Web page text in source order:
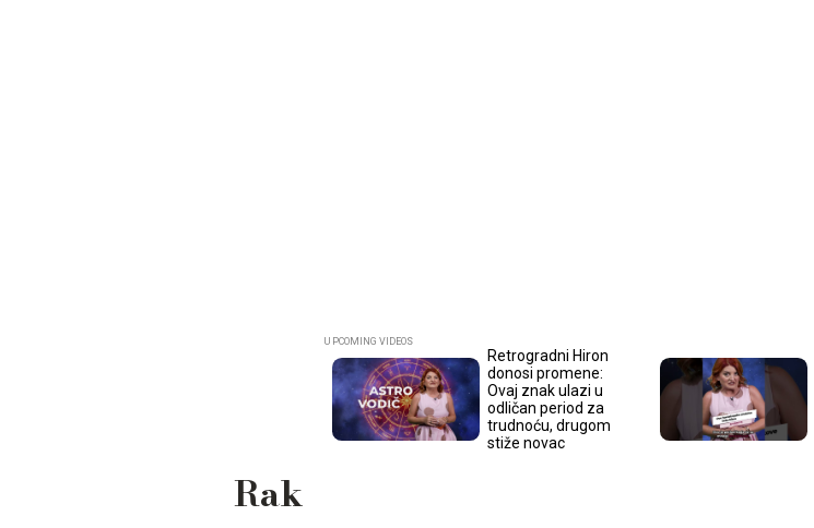
Retrogradni Hiron
donosi promene:
Ovaj znak ulazi u
odličan period za
trudnoću, drugom
stiže novac
Rak